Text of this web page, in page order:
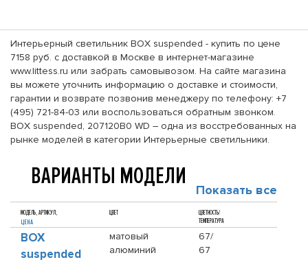
Интерьерный светильник BOX suspended - купить по цене
7158 руб. с доставкой в Москве в интернет-магазине
www.littess.ru или забрать самовывозом. На сайте магазина
вы можете уточнить информацию о доставке и стоимости,
гарантии и возврате позвонив менеджеру по телефону: +7
(495) 721-84-03 или воспользоваться обратным звонком.
BOX suspended, 207120B0 WD – одна из восстребованных на
рынке моделей в категории Интерьерные светильники.
ВАРИАНТЫ МОДЕЛИ Показать все
МОДЕЛЬ, АРТИКУЛ,
ЦЕНА
ЦВЕТ
ЦВЕТНОСТЬ/
ТЕМПЕРАТУРА
BOX
suspended
матовый
алюминий
67/
67